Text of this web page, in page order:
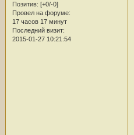
Позитив: [+0/-0]
Провел на форуме:
17 часов 17 минут
Последний визит:
2015-01-27 10:21:54